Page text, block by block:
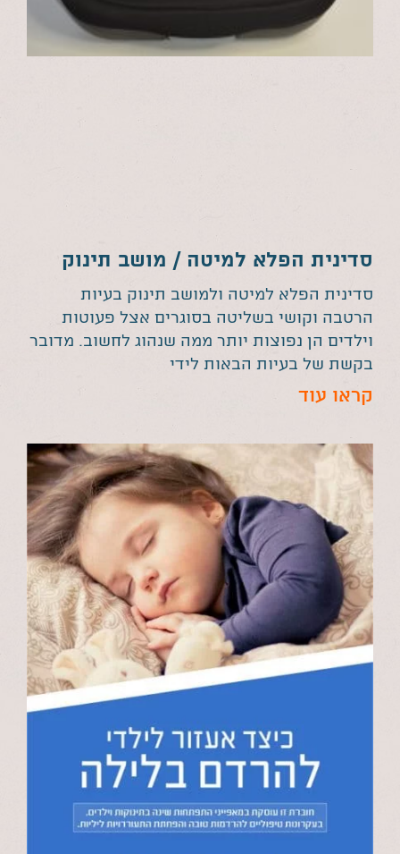
סדינית הפלא למיטה / מושב תינוק
סדינית הפלא למיטה ולמושב תינוק בעיות
הרטבה וקושי בשליטה בסוגרים אצל פעוטות
וילדים הן נפוצות יותר ממה שנהוג לחשוב. מדובר
בקשת של בעיות הבאות לידי
קראו עוד